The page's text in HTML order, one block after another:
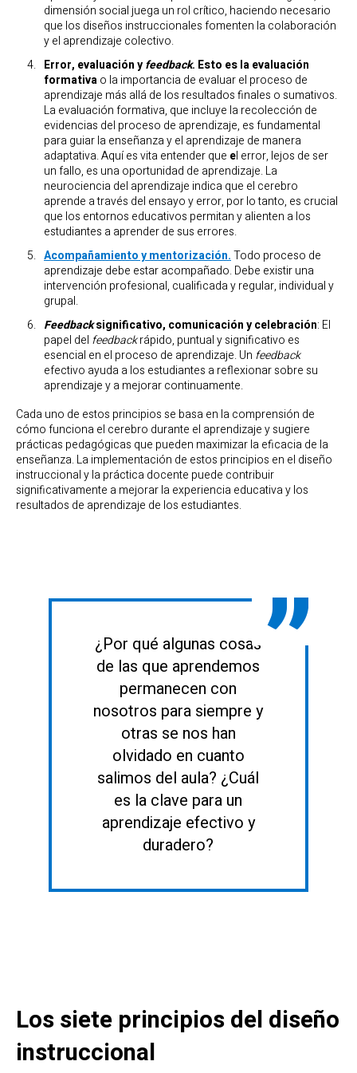
dimensión social juega un rol crítico, haciendo necesario
que los diseños instruccionales fomenten la colaboración
y el aprendizaje colectivo.
Error, evaluación yfeedback. Esto es la evaluación
formativao la importancia de evaluar el proceso de
aprendizaje más allá de los resultados finales o sumativos.
La evaluación formativa, que incluye la recolección de
evidencias del proceso de aprendizaje, es fundamental
para guiar la enseñanza y el aprendizaje de manera
adaptativa. Aquí es vita entender que el error, lejos de ser
un fallo, es una oportunidad de aprendizaje. La
neurociencia del aprendizaje indica que el cerebro
aprende a través del ensayo y error, por lo tanto, es crucial
que los entornos educativos permitan y alienten a los
estudiantes a aprender de sus errores.
Acompañamiento y mentorización.Todo proceso de
aprendizaje debe estar acompañado. Debe existir una
intervención profesional, cualificada y regular, individual y
grupal.
Feedbacksignificativo, comunicación y celebración: El
papel del feedbackrápido, puntual y significativo es
esencial en el proceso de aprendizaje. Un feedback
efectivo ayuda a los estudiantes a reflexionar sobre su
aprendizaje y a mejorar continuamente.
Cada uno de estos principios se basa en la comprensión de
cómo funciona el cerebro durante el aprendizaje y sugiere
prácticas pedagógicas que pueden maximizar la eficacia de la
enseñanza. La implementación de estos principios en el diseño
instruccional y la práctica docente puede contribuir
significativamente a mejorar la experiencia educativa y los
resultados de aprendizaje de los estudiantes.
¿Por qué algunas cosas
de las que aprendemos
permanecen con
nosotros para siempre y
otras se nos han
olvidado en cuanto
salimos del aula? ¿Cuál
es la clave para un
aprendizaje efectivo y
duradero?
Los siete principios del diseño
instruccional